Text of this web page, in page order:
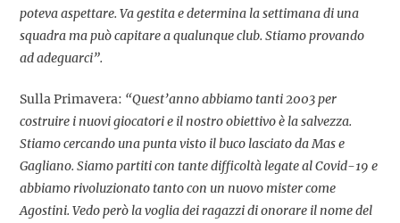
poteva aspettare. Va gestita e determina la settimana di una
squadra ma può capitare a qualunque club. Stiamo provando
ad adeguarci”.
Sulla Primavera: “Quest’anno abbiamo tanti 2003 per
costruire i nuovi giocatori e il nostro obiettivo è la salvezza.
Stiamo cercando una punta visto il buco lasciato da Mas e
Gagliano. Siamo partiti con tante difficoltà legate al Covid-19 e
abbiamo rivoluzionato tanto con un nuovo mister come
Agostini. Vedo però la voglia dei ragazzi di onorare il nome del